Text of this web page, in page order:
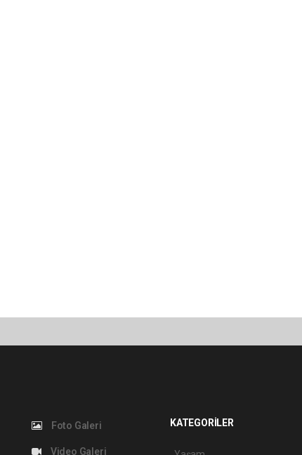
Foto Galeri
Video Galeri
KATEGORİLER